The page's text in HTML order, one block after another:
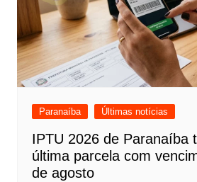
Paranaíba Últimas notícias
IPTU 2026 de Paranaíba
última parcela com
de agosto